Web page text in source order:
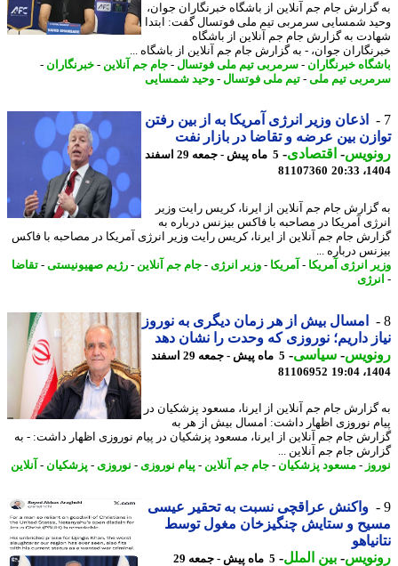
جام جم آنلاین از باشگاه خبرنگاران جوان،
شمسایی سرمربی تیم ملی فوتسال گفت: ابتدا
به گزارش جام جم آنلاین از باشگاه
جوان، - به گزارش جام جم آنلاین از باشگاه ...
خبرنگاران- سرمربی تیم ملی فوتسال-جام جم آنلاین-خبرنگاران-
تیم ملی -تیم ملی فوتسال-وحید شمسایی
اذعان وزیر انرژی آمریکا به از بین رفتن
بین عرضه و تقاضا در بازار نفت
-اقتصادی-
5 ماه پیش - جمعه 29 اسفند
81107360
جام جم آنلاین از ایرنا، کریس رایت وزیر
آمریکا در مصاحبه با فاکس بیزنس درباره به
جام جم آنلاین از ایرنا، کریس رایت وزیر انرژی آمریکا در مصاحبه با فاکس
درباره ...
انرژی آمریکا- آمریکا- وزیر انرژی-جام جم آنلاین-رژیم صهیونیستی-تقاضا
امسال بیش از هر زمان دیگری به نوروز
داریم؛ نوروزی که وحدت را نشان دهد
-سیاسی-
5 ماه پیش - جمعه 29 اسفند
81106952
جام جم آنلاین از ایرنا، مسعود پزشکیان در
نوروزی اظهار داشت: امسال بیش از هر به
جام جم آنلاین از ایرنا، مسعود پزشکیان در پیام نوروزی اظهار داشت: - به
جام جم آنلاین ...
- مسعود پزشکیان-جام جم آنلاین-پیام نوروزی - نوروزی - پزشکیان-آنلاین
واکنش عراقچی نسبت به تحقیر عیسی
و ستایش چنگیزخان مغول توسط
-بین الملل-
5 ماه پیش - جمعه 29